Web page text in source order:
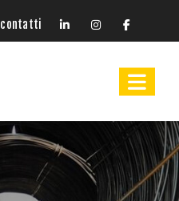
contatti